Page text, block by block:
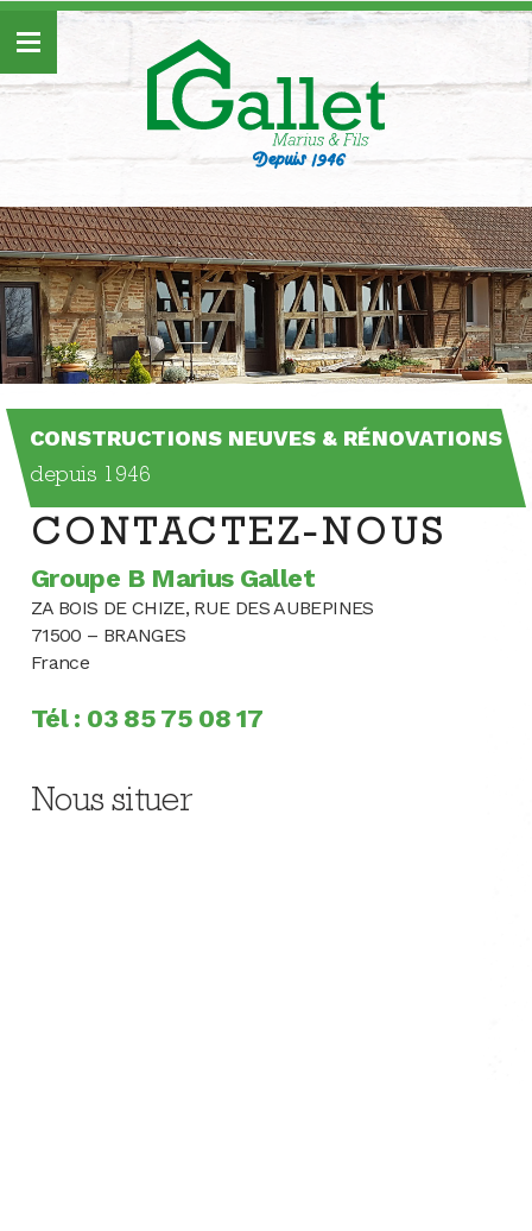
content
CONSTRUCTIONS NEUVES & RÉNOVATIONS
depuis 1946
CONTACTEZ-NOUS
Groupe B Marius Gallet
ZA BOIS DE CHIZE, RUE DES AUBEPINES
71500 – BRANGES
France
Tél : 03 85 75 08 17
Nous situer